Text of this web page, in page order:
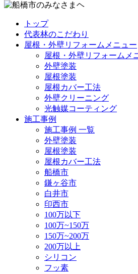
トップ
代表林のこだわり
屋根・外壁リフォームメニュー
屋根・外壁リフォームメ
外壁塗装
屋根塗装
屋根カバー工法
外壁クリーニング
光触媒コーティング
施工事例
施工事例 一覧
外壁塗装
屋根塗装
屋根カバー工法
船橋市
鎌ヶ谷市
白井市
印西市
100万以下
100万~150万
150万~200万
200万以上
シリコン
フッ素